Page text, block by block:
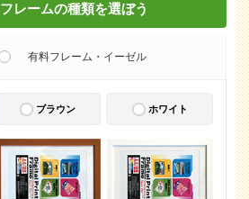
フレームの種類を選ぼう
有料フレーム・イーゼル
ブラウン ホワイト